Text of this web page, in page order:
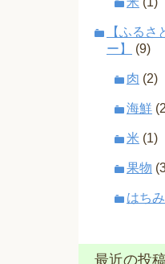
【ふる
ー】
(9)
肉 (2)
海鮮
米 (1)
果物
はち
最近の投稿